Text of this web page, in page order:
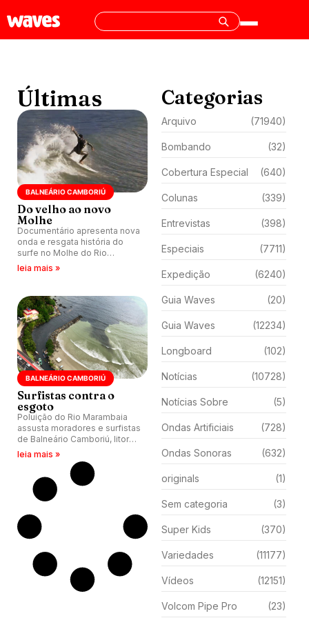
Últimas
BALNEÁRIO CAMBORIÚ
Do velho ao novo
Molhe
Documentário apresenta nova
onda e resgata história do
surfe no Molhe do Rio
Marambaia, Balneário
leia mais »
BALNEÁRIO CAMBORIÚ
Surfistas contra o
esgoto
Poluição do Rio Marambaia
assusta moradores e surfistas
de Balneário Camboriú, litoral
norte de Santa Catarina.
leia mais »
Categorias
Arquivo (71940)
Bombando (32)
Cobertura Especial (640)
Colunas (339)
Entrevistas (398)
Especiais (7711)
Expedição (6240)
Guia Waves (20)
Guia Waves (12234)
Longboard (102)
Notícias (10728)
Notícias Sobre (5)
Ondas Artificiais (728)
Ondas Sonoras (632)
originals (1)
Sem categoria (3)
Super Kids (370)
Variedades (11177)
Vídeos (12151)
Volcom Pipe Pro (23)